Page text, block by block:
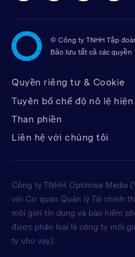
© Công ty TNHH Tập
Bảo lưu tất cả các quyền
Quyền riêng tư & Cookie
Tuyên bố chế độ nô lệ
Than phiền
Liên hệ với chúng tôi
Công ty TNHH Optimise Media
với Cơ quan Quản lý Tài chính
môi giới tín dụng và bảo hiểm
được phân loại là công ty môi
ty cho vay).